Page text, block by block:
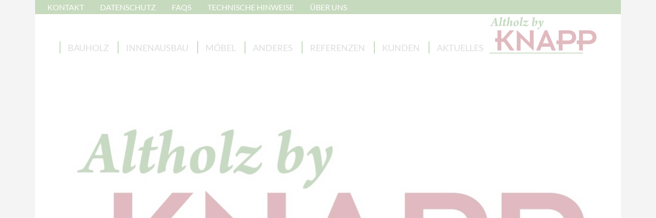
KONTAKT DATENSCHUTZ FAQS TECHNISCHE HINWEISE ÜBER UNS
BAUHOLZ INNENAUSBAU MÖBEL ANDERES REFERENZEN KUNDEN AKTUELLES